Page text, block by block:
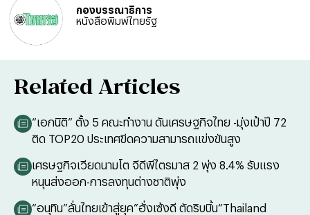
กองบรรณาธิการ
หนังสือพิมพ์ไทยรัฐ
Related Articles
“เอกนิติ” ตั้ง 5 คณะทำงาน ดันเศรษฐกิจไทย -มุ่งเป้าปี 72
ติด TOP20 ประเทศขีดความสามารถแข่งขันสูง
เศรษฐกิจเวียดนามโต จีดีพีไตรมาส 2 พุ่ง 8.4% รับแรง
หนุนส่งออก-การลงทุนต่างชาติพุ่ง
“อนุทิน”ลั่นไทยเข้าสู่ยุค”ฮั่งเซ้งดี ตัดริบบิ้น“Thailand